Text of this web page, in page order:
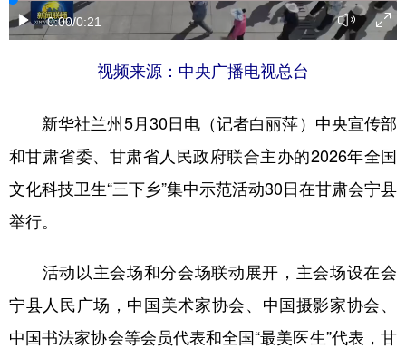
0:00/0:21
视频来源：中央广播电视总台
新华社兰州5月30日电（记者白丽萍）中央宣传部
和甘肃省委、甘肃省人民政府联合主办的2026年全国
文化科技卫生“三下乡”集中示范活动30日在甘肃会宁县
举行。
活动以主会场和分会场联动展开，主会场设在会
宁县人民广场，中国美术家协会、中国摄影家协会、
中国书法家协会等会员代表和全国“最美医生”代表，甘